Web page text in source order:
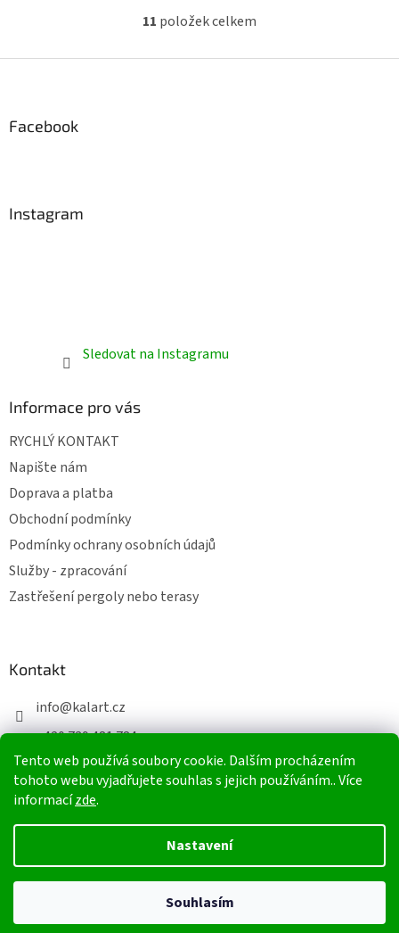
Tento web používá soubory cookie. Dalším procházením
tohoto webu vyjadřujete souhlas s jejich používáním.. Více
informacízde.
Nastavení
Souhlasím
O
l
11 položek celkem
Facebook
Instagram
Sledovat na Instagramu
Informace pro vás
RYCHLÝ KONTAKT
Napište nám
Doprava a platba
Obchodní podmínky
Podmínky ochrany osobních údajů
Služby - zpracování
Zastřešení pergoly nebo terasy
Kontakt
info@kalart.cz
+420 739 481 784
+420 603 565 223
Vytvořil Shoptet